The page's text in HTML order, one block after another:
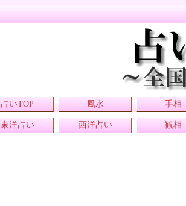
占いTOP 風水 手相
東洋占い 西洋占い 観相